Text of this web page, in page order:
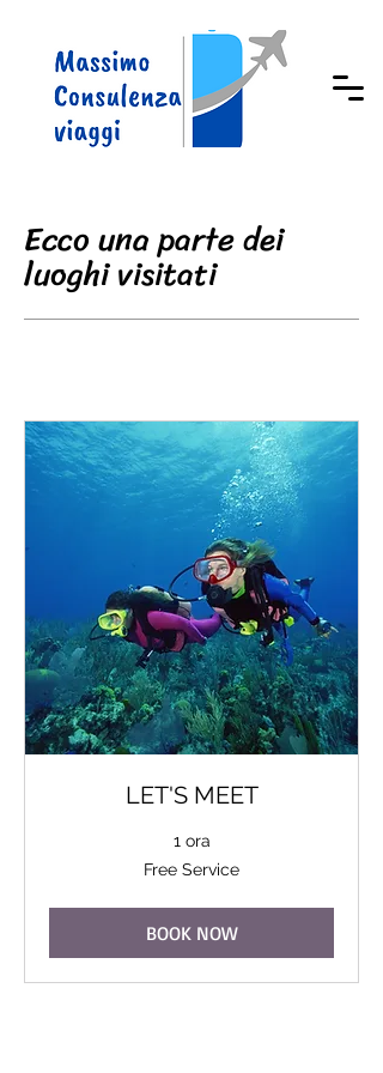
Ecco una parte dei
luoghi visitati
LET'S MEET
1 ora
Free Service
BOOK NOW